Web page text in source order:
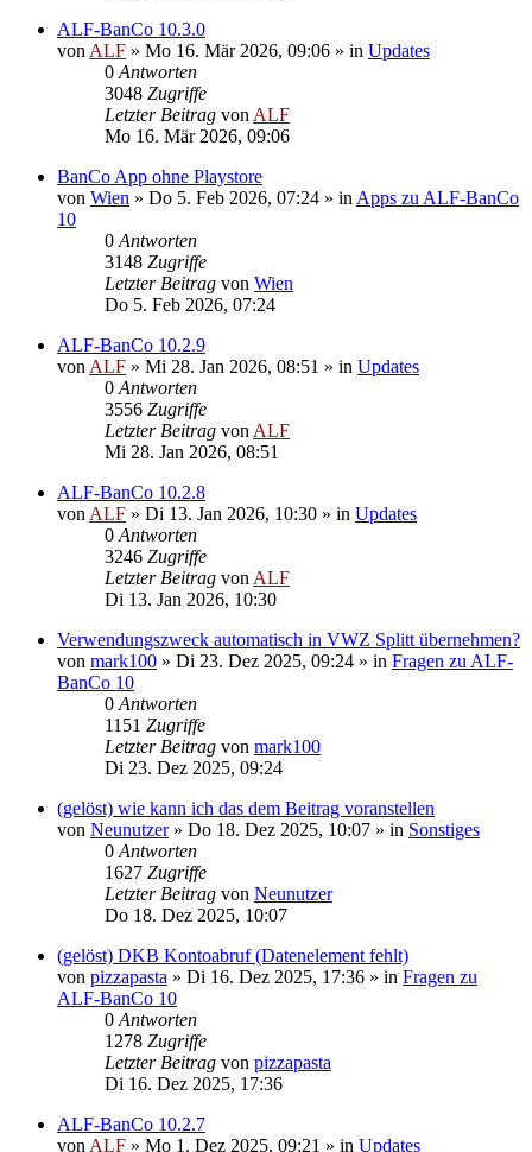
ALF-BanCo 10.3.0
von ALF » Mo 16. Mär 2026, 09:06 » in Updates
0 Antworten
3048 Zugriffe
Letzter Beitrag von ALF
Mo 16. Mär 2026, 09:06
BanCo App ohne Playstore
von Wien » Do 5. Feb 2026, 07:24 » in Apps zu ALF-BanCo
10
0 Antworten
3148 Zugriffe
Letzter Beitrag von Wien
Do 5. Feb 2026, 07:24
ALF-BanCo 10.2.9
von ALF » Mi 28. Jan 2026, 08:51 » in Updates
0 Antworten
3556 Zugriffe
Letzter Beitrag von ALF
Mi 28. Jan 2026, 08:51
ALF-BanCo 10.2.8
von ALF » Di 13. Jan 2026, 10:30 » in Updates
0 Antworten
3246 Zugriffe
Letzter Beitrag von ALF
Di 13. Jan 2026, 10:30
Verwendungszweck automatisch in VWZ Splitt übernehmen?
von mark100 » Di 23. Dez 2025, 09:24 » in Fragen zu ALF-
BanCo 10
0 Antworten
1151 Zugriffe
Letzter Beitrag von mark100
Di 23. Dez 2025, 09:24
(gelöst) wie kann ich das dem Beitrag voranstellen
von Neunutzer» Do 18. Dez 2025, 10:07 » in Sonstiges
0 Antworten
1627 Zugriffe
Letzter Beitrag von Neunutzer
Do 18. Dez 2025, 10:07
(gelöst) DKB Kontoabruf (Datenelement fehlt)
von pizzapasta » Di 16. Dez 2025, 17:36 » in Fragen zu
ALF-BanCo 10
0 Antworten
1278 Zugriffe
Letzter Beitrag von pizzapasta
Di 16. Dez 2025, 17:36
ALF-BanCo 10.2.7
von ALF » Mo 1. Dez 2025, 09:21 » in Updates